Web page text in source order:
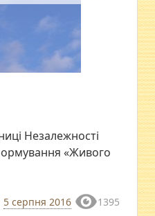
Незалежності
«Живого
5 серпня 2016 1395